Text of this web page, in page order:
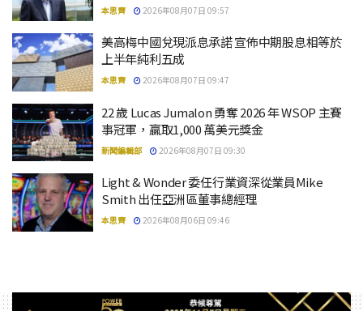
本思齊 2026年08月07日 09:57
美高梅中國兌現派息承諾 宣佈中期股息相等於
上半年純利五成
本思齊 2026年08月07日 09:47
22 歲 Lucas Jumalon 勇奪 2026 年 WSOP 主賽
事冠軍，贏取1,000 萬美元獎金
新聞編輯部 2026年08月07日 09:30
Light & Wonder 委任行業資深從業員Mike
Smith 出任亞洲區董事總經理
本思齊 2026年08月06日 09:46